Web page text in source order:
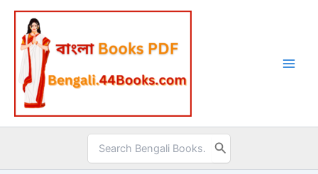
Skip
content
Search
for: